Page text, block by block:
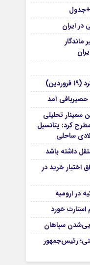
ماندگار
آمد
سمینار تحلیلی
کرد: پتانسیل
داشته باشد
اختیار خرید در
در ارومیه
خورد
سپاهان
رئیس‌جمهور